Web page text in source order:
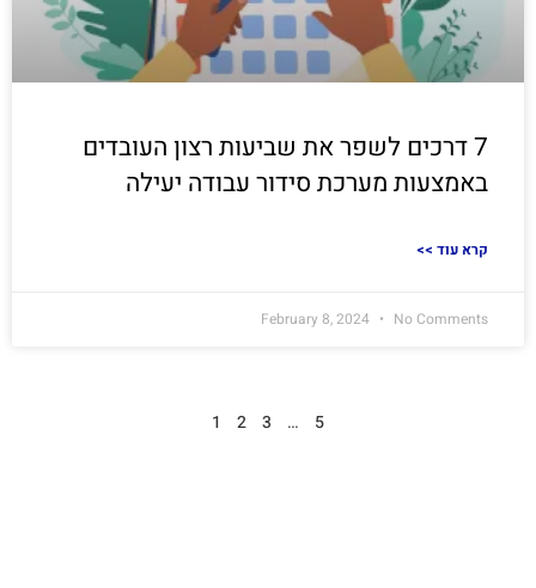
7 דרכים לשפר את שביעות רצון העובדים
באמצעות מערכת סידור עבודה יעילה
<< קרא עוד
February 8, 2024 No Comments
1 2 3 … 5